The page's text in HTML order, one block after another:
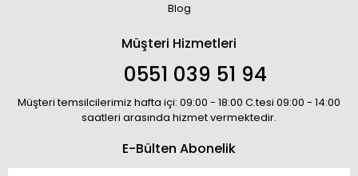
Blog
Müşteri Hizmetleri
0551 039 51 94
Müşteri temsilcilerimiz hafta içi: 09:00 - 18:00 C.tesi 09:00 - 14:00
saatleri arasında hizmet vermektedir.
E-Bülten Abonelik